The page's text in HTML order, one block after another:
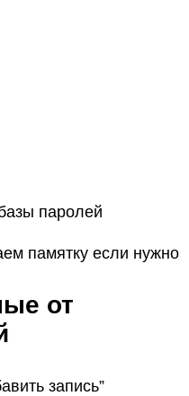
паролей
памятку если нужно
от
запись”